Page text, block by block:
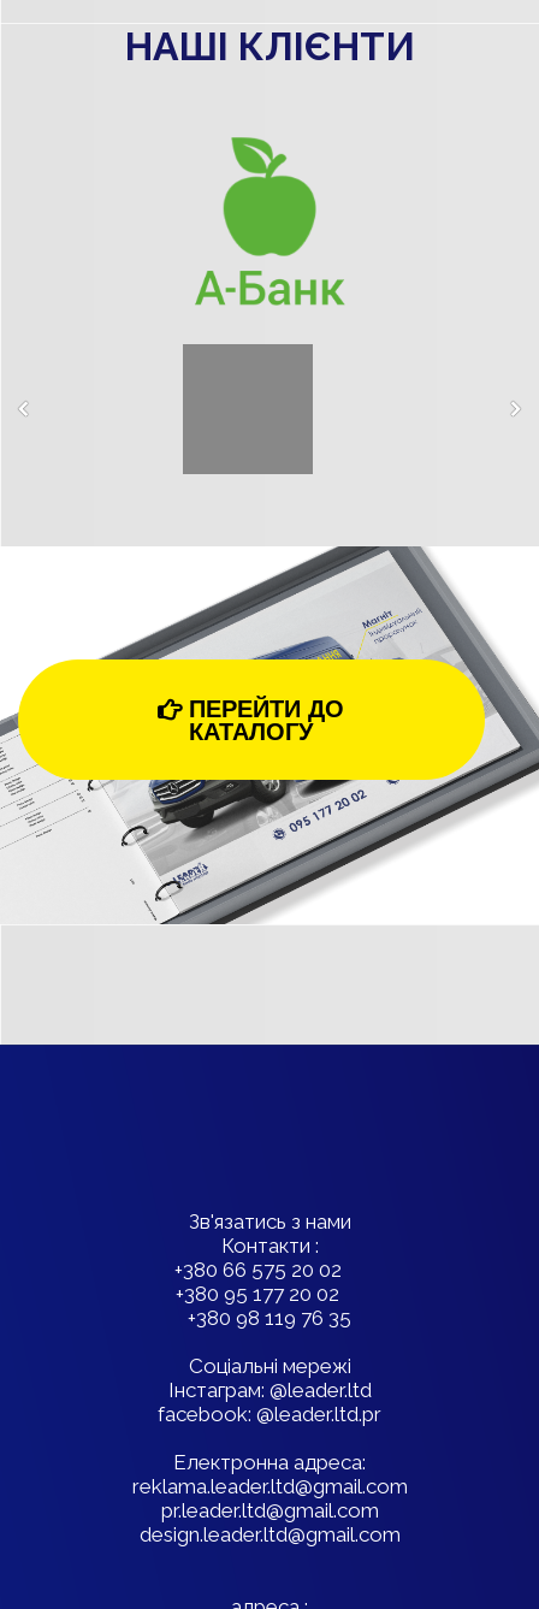
НАШІ КЛІЄНТИ
ПЕРЕЙТИ ДО
КАТАЛОГУ
Зв'язатись з нами
Контакти :
+380 66 575 20 02
+380 95 177 20 02
+380 98 119 76 35
Соціальні мережі
Інстаграм: @leader.ltd
facebook: @leader.ltd.pr
Електронна адреса:
reklama.leader.ltd@gmail.com
pr.leader.ltd@gmail.com
design.leader.ltd@gmail.com